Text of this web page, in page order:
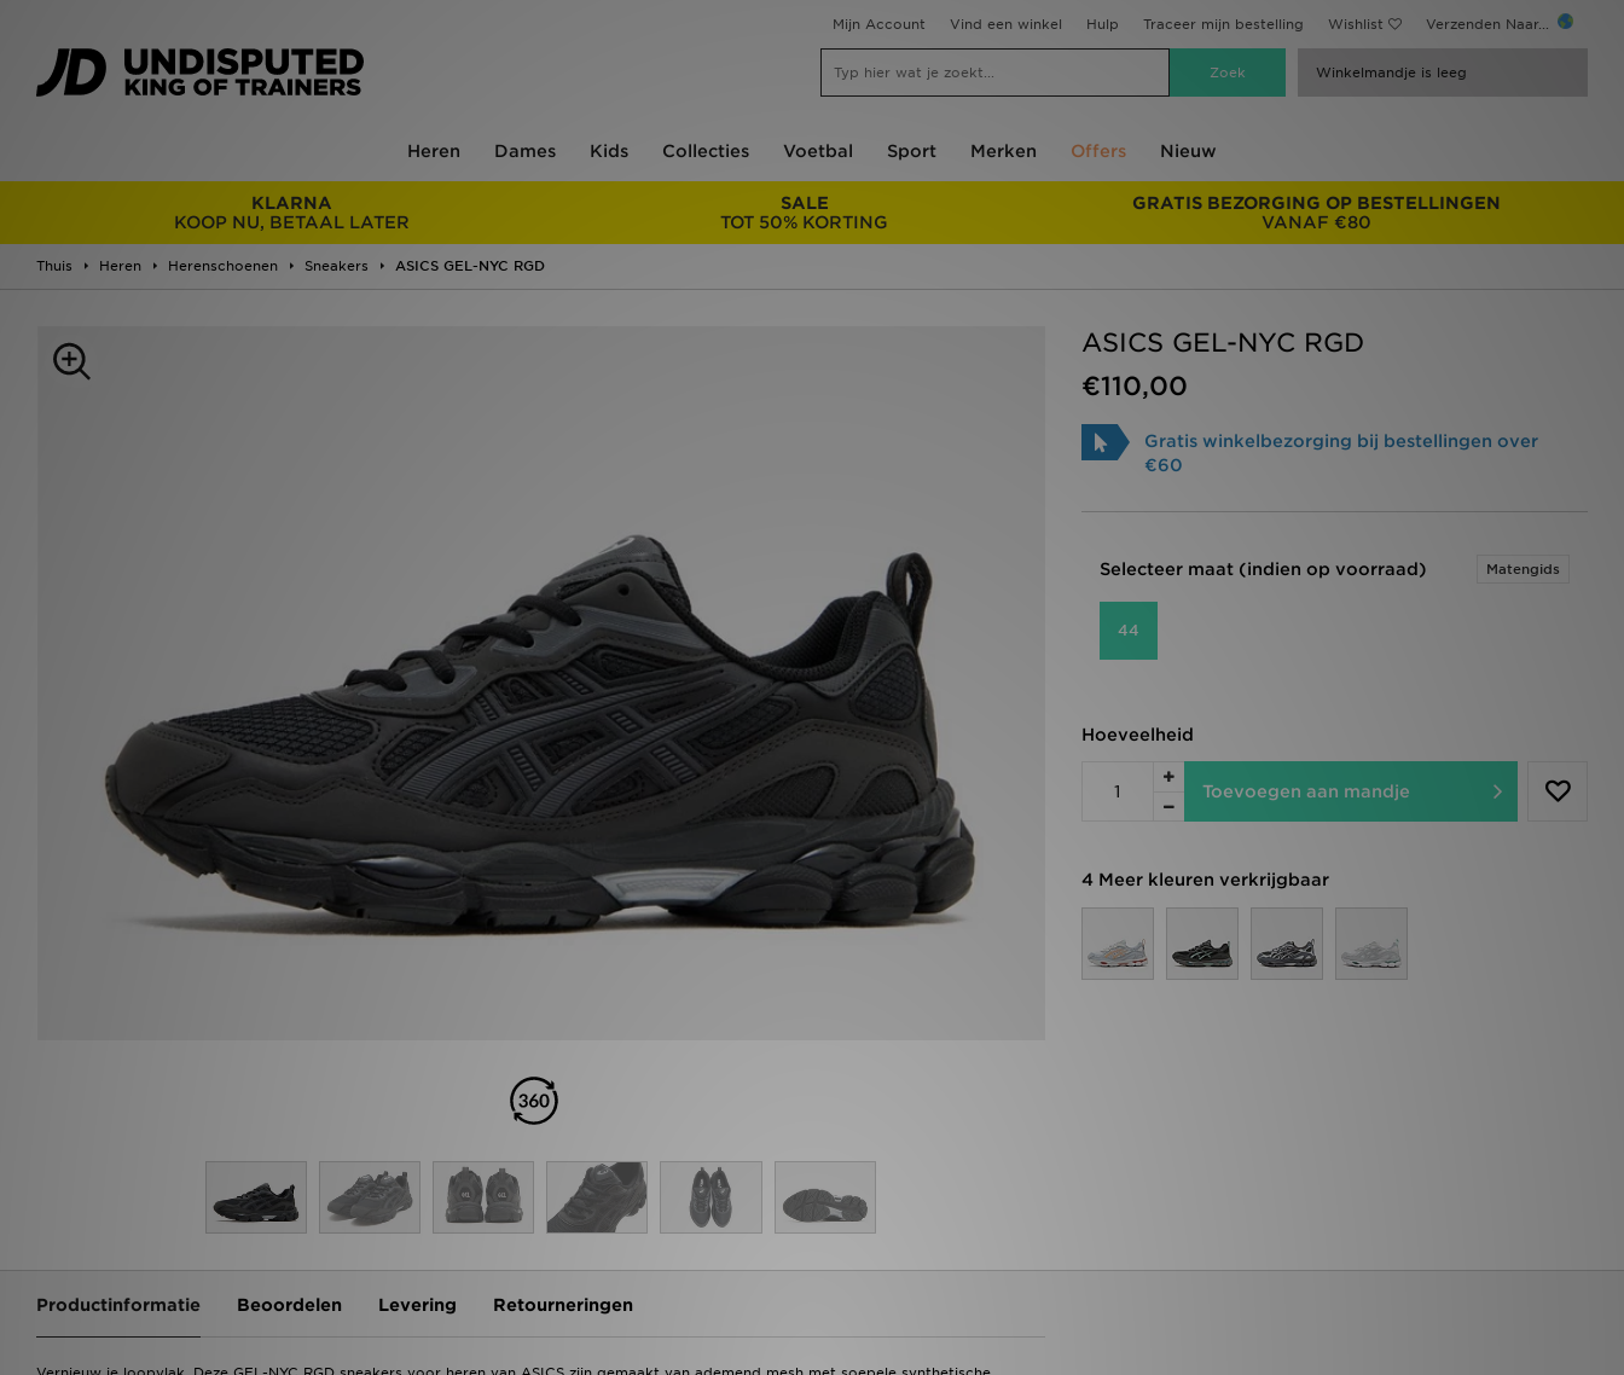
Mijn Account Vind een winkel Hulp Traceer mijn bestelling Wishlist Verzenden Naar...
Winkelmandje is leeg
Heren Dames Kids Collecties Voetbal Sport Merken Offers Nieuw
KLARNA
KOOP NU, BETAAL LATER
SALE
TOT 50% KORTING
GRATIS BEZORGING OP BESTELLINGEN
VANAF €80
Thuis Heren Herenschoenen Sneakers ASICS GEL-NYC RGD
ASICS GEL-NYC RGD
€110,00
Gratis winkelbezorging bij bestellingen over
€60
Selecteer maat (indien op voorraad) Matengids
44
Hoeveelheid
Toevoegen aan mandje
4 Meer kleuren verkrijgbaar
Productinformatie Beoordelen Levering Retourneringen